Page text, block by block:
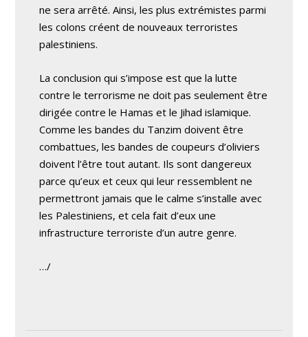
ne sera arrêté. Ainsi, les plus extrémistes parmi
les colons créent de nouveaux terroristes
palestiniens.
La conclusion qui s’impose est que la lutte
contre le terrorisme ne doit pas seulement être
dirigée contre le Hamas et le Jihad islamique.
Comme les bandes du Tanzim doivent être
combattues, les bandes de coupeurs d’oliviers
doivent l’être tout autant. Ils sont dangereux
parce qu’eux et ceux qui leur ressemblent ne
permettront jamais que le calme s’installe avec
les Palestiniens, et cela fait d’eux une
infrastructure terroriste d’un autre genre.
…/